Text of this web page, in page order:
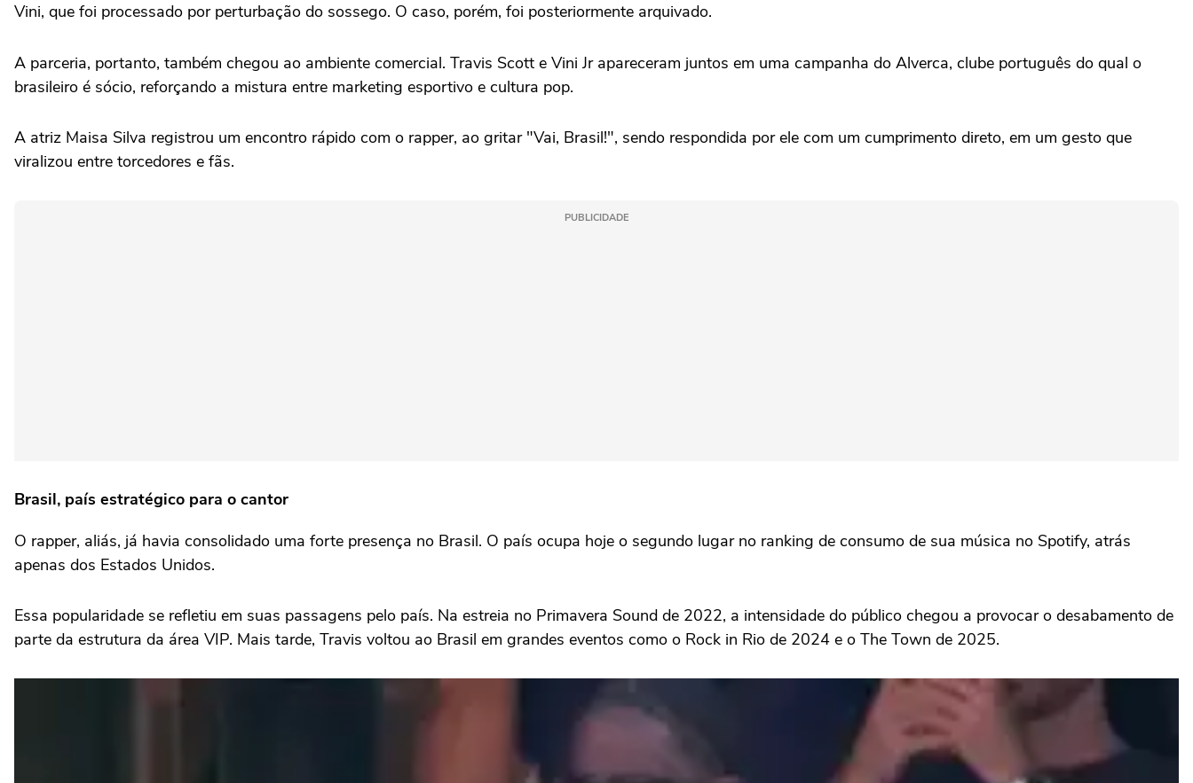
Vini, que foi processado por perturbação do sossego. O caso, porém, foi posteriormente arquivado.
A parceria, portanto, também chegou ao ambiente comercial. Travis Scott e Vini Jr apareceram juntos em uma campanha do Alverca, clube português do qual o
brasileiro é sócio, reforçando a mistura entre marketing esportivo e cultura pop.
A atriz Maisa Silva registrou um encontro rápido com o rapper, ao gritar "Vai, Brasil!", sendo respondida por ele com um cumprimento direto, em um gesto que
viralizou entre torcedores e fãs.
PUBLICIDADE
Brasil, país estratégico para o cantor
O rapper, aliás, já havia consolidado uma forte presença no Brasil. O país ocupa hoje o segundo lugar no ranking de consumo de sua música no Spotify, atrás
apenas dos Estados Unidos.
Essa popularidade se refletiu em suas passagens pelo país. Na estreia no Primavera Sound de 2022, a intensidade do público chegou a provocar o desabamento de
parte da estrutura da área VIP. Mais tarde, Travis voltou ao Brasil em grandes eventos como o Rock in Rio de 2024 e o The Town de 2025.